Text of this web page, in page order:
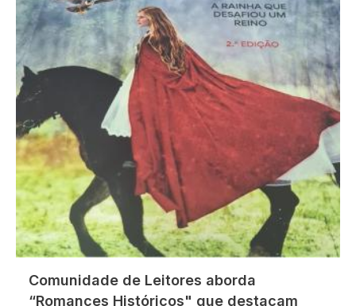
Imagem
Comunidade de Leitores aborda
“Romances Históricos" que destacam